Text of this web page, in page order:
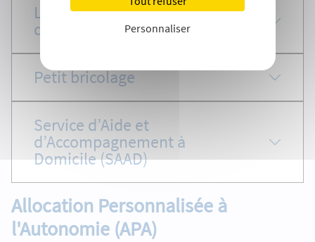
Personnaliser
Livraison de plateaux repas à
domicile
Petit bricolage
Service d’Aide et
d’Accompagnement à
Domicile (SAAD)
Allocation Personnalisée à
l'Autonomie (APA)